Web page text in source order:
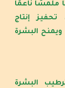
ملمسًا ناعمًا
إنتاج
البشرة
البشرة